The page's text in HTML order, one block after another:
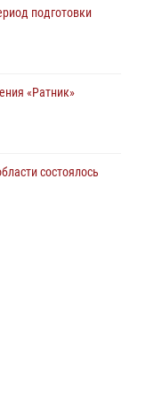
подготовки
«Ратник»
состоялось
области приняли